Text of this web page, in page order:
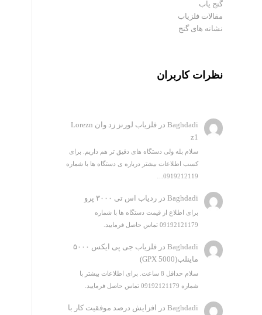
گنج یاب
مقالات فلزیاب
نشانه های گنج
نظرات کاربران
Baghdadi در
فلزیاب لورنز زد وان Lorezn
z1
سلام بله ولی دستگاه های دقیق تر هم داریم. برای
کسب اطلاعات بیشتر درباره ی دستگاه ها با شماره
0919212119…
Baghdadi درردیاب اس تی ۳۰۰۰ پرو
برای اطلاع از قیمت دستگاه ها با شماره
09192121179 تماس حاصل فرمایید.
Baghdadi در
فلزیاب جی پی ایکس ۵۰۰۰
ماینلب(GPX 5000)
سلام حداقل 8 ساعت. برای اطلاعات بیشتر با
شماره 09192121179 تماس حاصل فرمایید.
Baghdadi در
افزایش درصد موفقیت کار با